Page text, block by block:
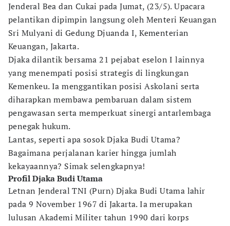
Jenderal Bea dan Cukai pada Jumat, (23/5). Upacara
pelantikan dipimpin langsung oleh Menteri Keuangan
Sri Mulyani di Gedung Djuanda I, Kementerian
Keuangan, Jakarta.
Djaka dilantik bersama 21 pejabat eselon I lainnya
yang menempati posisi strategis di lingkungan
Kemenkeu. Ia menggantikan posisi Askolani serta
diharapkan membawa pembaruan dalam sistem
pengawasan serta memperkuat sinergi antarlembaga
penegak hukum.
Lantas, seperti apa sosok Djaka Budi Utama?
Bagaimana perjalanan karier hingga jumlah
kekayaannya? Simak selengkapnya!
Profil Djaka Budi Utama
Letnan Jenderal TNI (Purn) Djaka Budi Utama lahir
pada 9 November 1967 di Jakarta. Ia merupakan
lulusan Akademi Militer tahun 1990 dari korps